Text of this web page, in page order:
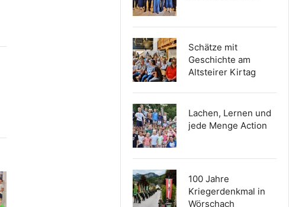
Schätze mit
Geschichte am
Altsteirer Kirtag
Lachen, Lernen und
jede Menge Action
100 Jahre
Kriegerdenkmal in
Wörschach